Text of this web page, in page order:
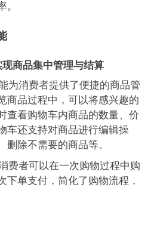
。
商品集中管理与结算
为消费者提供了便捷的商品管
商品过程中，可以将感兴趣的
查看购物车内商品的数量、价
车还支持对商品进行编辑操
删除不需要的商品等。
费者可以在一次购物过程中购
下单支付，简化了购物流程，